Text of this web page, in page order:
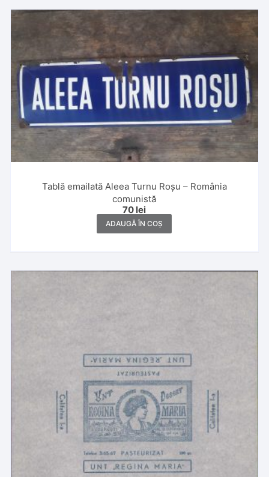
Tablă emailată Aleea Turnu Roșu – România
comunistă
70 lei
ADAUGĂ ÎN COȘ